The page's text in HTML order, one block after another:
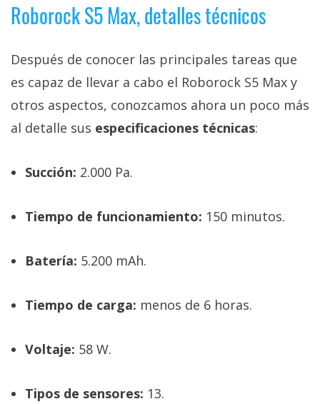
Roborock S5 Max, detalles técnicos
Después de conocer las principales tareas que
es capaz de llevar a cabo el Roborock S5 Max y
otros aspectos, conozcamos ahora un poco más
al detalle sus especificaciones técnicas:
Succión: 2.000 Pa.
Tiempo de funcionamiento: 150 minutos.
Batería: 5.200 mAh.
Tiempo de carga: menos de 6 horas.
Voltaje: 58 W.
Tipos de sensores: 13.